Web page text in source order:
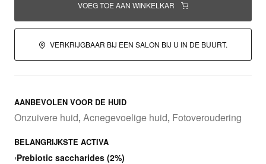
VOEG TOE AAN WINKELKAR
VERKRIJGBAAR BIJ EEN SALON BIJ U IN DE BUURT.
AANBEVOLEN VOOR DE HUID
Onzuivere huid, Acnegevoelige huid, Fotoveroudering
BELANGRIJKSTE ACTIVA
›Prebiotic saccharides (2%)